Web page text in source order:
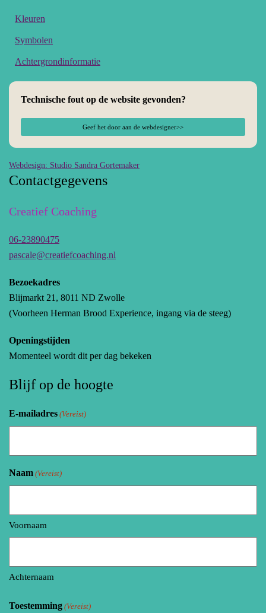
Kleuren
Symbolen
Achtergrondinformatie
Technische fout op de website gevonden?
Geef het door aan de webdesigner>>
Webdesign: Studio Sandra Gortemaker
Contactgegevens
Creatief Coaching
06-23890475
pascale@creatiefcoaching.nl
Bezoekadres
Blijmarkt 21, 8011 ND Zwolle
(Voorheen Herman Brood Experience, ingang via de steeg)
Openingstijden
Momenteel wordt dit per dag bekeken
Blijf op de hoogte
E-mailadres (Vereist)
Naam (Vereist)
Voornaam
Achternaam
Toestemming (Vereist)